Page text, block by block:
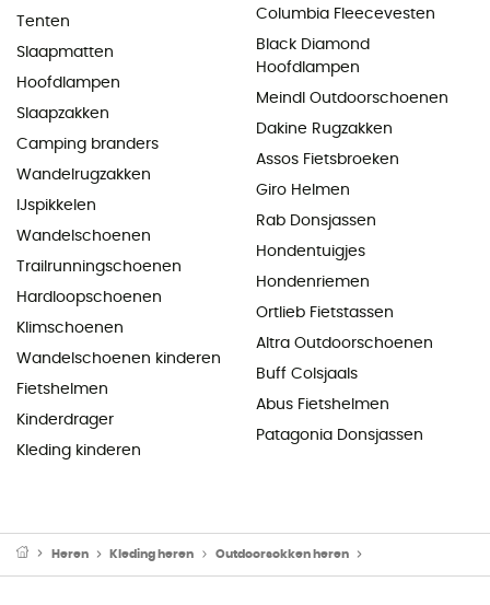
Tenten
Slaapmatten
Hoofdlampen
Slaapzakken
Camping branders
Wandelrugzakken
IJspikkelen
Wandelschoenen
Trailrunningschoenen
Hardloopschoenen
Klimschoenen
Wandelschoenen kinderen
Fietshelmen
Kinderdrager
Kleding kinderen
Columbia Fleecevesten
Black Diamond
Hoofdlampen
Meindl Outdoorschoenen
Dakine Rugzakken
Assos Fietsbroeken
Giro Helmen
Rab Donsjassen
Hondentuigjes
Hondenriemen
Ortlieb Fietstassen
Altra Outdoorschoenen
Buff Colsjaals
Abus Fietshelmen
Patagonia Donsjassen
Heren Kleding heren Outdoorsokken heren